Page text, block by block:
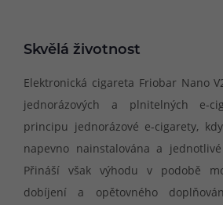
Skvělá životnost
Elektronická cigareta Friobar Nano
jednorázových a plnitelných e-
principu jednorázové e-cigarety,
napevno nainstalována a
Přináší však výhodu v podobě
dobíjení a opětovného